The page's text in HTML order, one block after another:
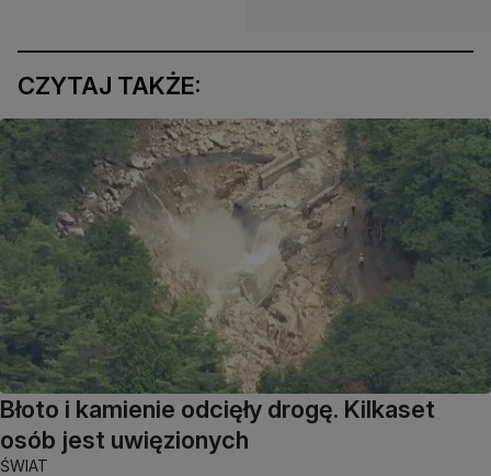
CZYTAJ TAKŻE:
Błoto i kamienie odcięły drogę. Kilkaset
osób jest uwięzionych
ŚWIAT